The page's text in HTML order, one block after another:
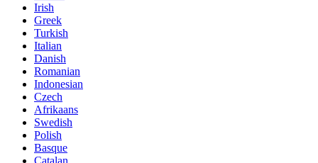
Irish
Greek
Turkish
Italian
Danish
Romanian
Indonesian
Czech
Afrikaans
Swedish
Polish
Basque
Catalan